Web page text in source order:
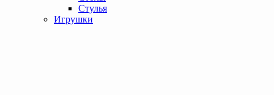
Стулья
Игрушки